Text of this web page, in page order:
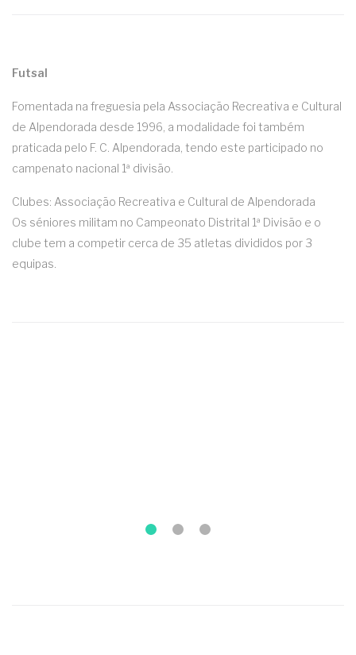
Futsal
Fomentada na freguesia pela Associação Recreativa e Cultural
de Alpendorada desde 1996, a modalidade foi também
praticada pelo F. C. Alpendorada, tendo este participado no
campenato nacional 1ª divisão.
Clubes: Associação Recreativa e Cultural de Alpendorada
Os séniores militam no Campeonato Distrital 1ª Divisão e o
clube tem a competir cerca de 35 atletas divididos por 3
equipas.